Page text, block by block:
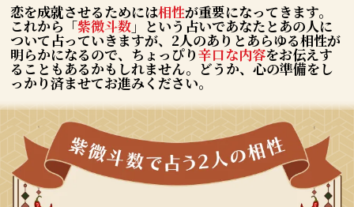
恋を成就させるためには相性が重要になってきます。
これから「紫微斗数 」という占いであなたとあの人に
ついて占っていきますが、2人のありとあらゆる相性が
明らかになるので、ちょっぴり辛口な内容をお伝えす
ることもあるかもしれません。どうか、心の準備をし
っかり済ませてお進みください。